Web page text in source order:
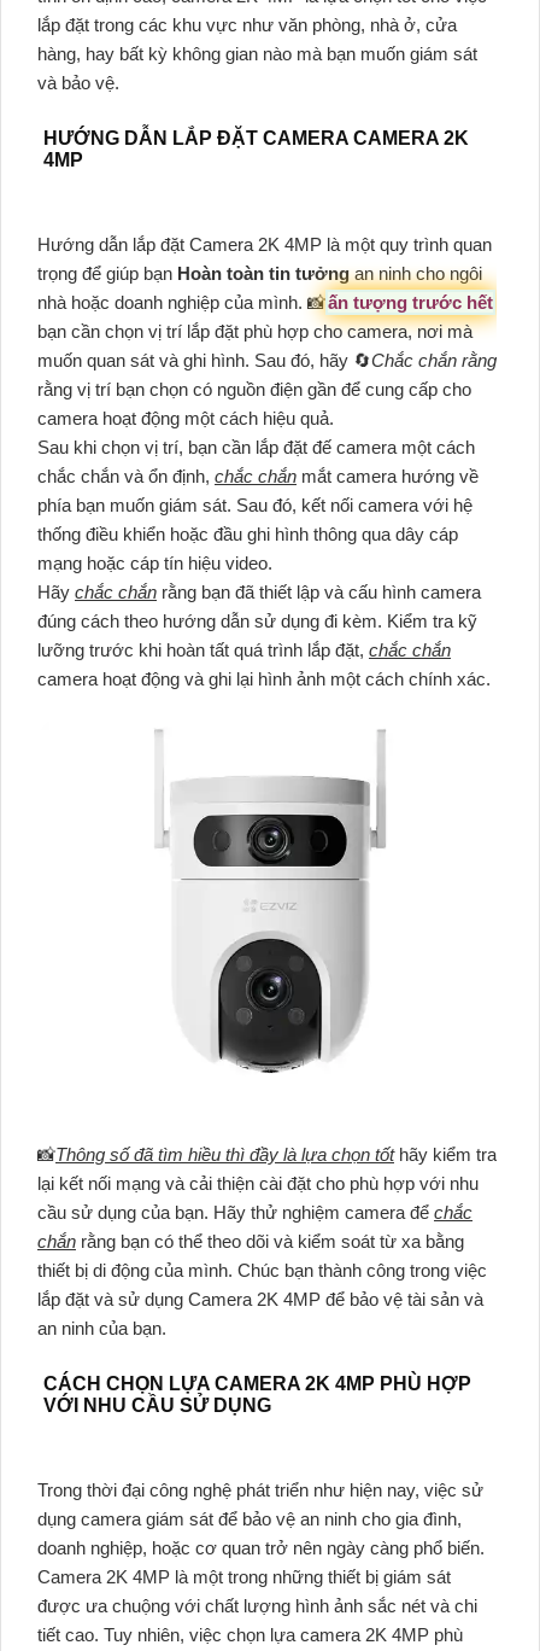
lắp đặt trong các khu vực như văn phòng, nhà ở, cửa
hàng, hay bất kỳ không gian nào mà bạn muốn giám sát
và bảo vệ.
HƯỚNG DẪN LẮP ĐẶT CAMERA CAMERA 2K
4MP
Hướng dẫn lắp đặt Camera 2K 4MP là một quy trình quan
trọng để giúp bạn Hoàn toàn tin tưởngan ninh cho ngôi
nhà hoặc doanh nghiệp của mình. 📸ấn tượng trước hết
bạn cần chọn vị trí lắp đặt phù hợp cho camera, nơi mà
muốn quan sát và ghi hình. Sau đó, hãy 🔄Chắc chắn rằng
rằng vị trí bạn chọn có nguồn điện gần để cung cấp cho
camera hoạt động một cách hiệu quả.
Sau khi chọn vị trí, bạn cần lắp đặt đế camera một cách
chắc chắn và ổn định, chắc chắn mắt camera hướng về
phía bạn muốn giám sát. Sau đó, kết nối camera với hệ
thống điều khiển hoặc đầu ghi hình thông qua dây cáp
mạng hoặc cáp tín hiệu video.
Hãy chắc chắn rằng bạn đã thiết lập và cấu hình camera
đúng cách theo hướng dẫn sử dụng đi kèm. Kiểm tra kỹ
lưỡng trước khi hoàn tất quá trình lắp đặt, chắc chắn
camera hoạt động và ghi lại hình ảnh một cách chính xác.
📸Thông số đã tìm hiều thì đầy là lựa chọn tốthãy kiểm tra
lại kết nối mạng và cải thiện cài đặt cho phù hợp với nhu
cầu sử dụng của bạn. Hãy thử nghiệm camera để chắc
chắn rằng bạn có thể theo dõi và kiểm soát từ xa bằng
thiết bị di động của mình. Chúc bạn thành công trong việc
lắp đặt và sử dụng Camera 2K 4MP để bảo vệ tài sản và
an ninh của bạn.
CÁCH CHỌN LỰA CAMERA 2K 4MP PHÙ HỢP
VỚI NHU CẦU SỬ DỤNG
Trong thời đại công nghệ phát triển như hiện nay, việc sử
dụng camera giám sát để bảo vệ an ninh cho gia đình,
doanh nghiệp, hoặc cơ quan trở nên ngày càng phổ biến.
Camera 2K 4MP là một trong những thiết bị giám sát
được ưa chuộng với chất lượng hình ảnh sắc nét và chi
tiết cao. Tuy nhiên, việc chọn lựa camera 2K 4MP phù